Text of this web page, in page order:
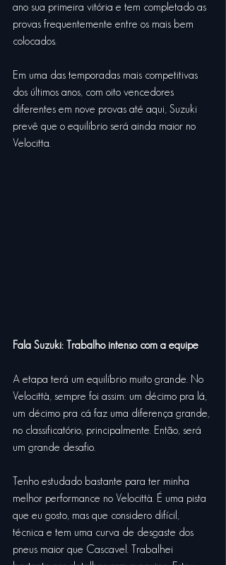
ano sua primeira vitória e tem completado as
provas frequentemente entre os mais bem
colocados.
Em uma das temporadas mais competitivas
dos últimos anos, com oito vencedores
diferentes em nove provas até aqui, Suzuki
prevê que o equilíbrio será ainda maior no
Velocitta.
Fala Suzuki: Trabalho intenso com a equipe
A etapa terá um equilíbrio muito grande. No
Velocittà, sempre foi assim: um décimo pra lá,
um décimo pra cá faz uma diferença grande,
no classificatório, principalmente. Então, será
um grande desafio.
Tenho estudado bastante para ter minha
melhor performance no Velocittà. É uma pista
que eu gosto, mas que considero difícil,
técnica e tem uma curva de desgaste dos
pneus maior que Cascavel. Trabalhei